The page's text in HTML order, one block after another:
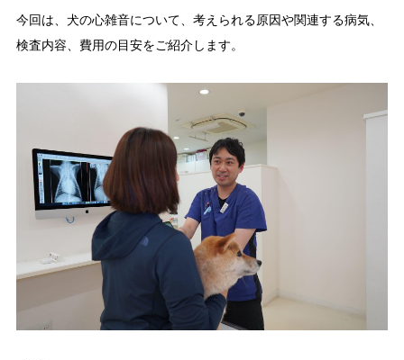
今回は、犬の心雑音について、考えられる原因や関連する病気、
検査内容、費用の目安をご紹介します。